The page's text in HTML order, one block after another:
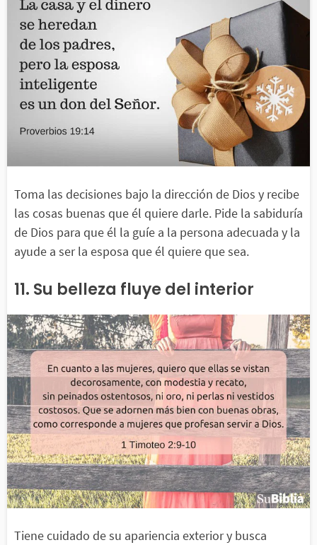
Toma las decisiones bajo la dirección de Dios y recibe
las cosas buenas que él quiere darle. Pide la sabiduría
de Dios para que él la guíe a la persona adecuada y la
ayude a ser la esposa que él quiere que sea.
11. Su belleza fluye del interior
Tiene cuidado de su apariencia exterior y busca